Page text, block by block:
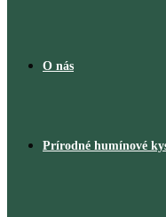
O nás
Prírodné humínové